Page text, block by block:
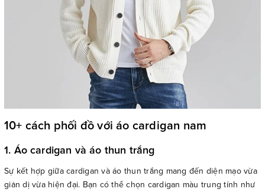
10+ cách phối đồ với áo cardigan nam
1. Áo cardigan và áo thun trắng
Sự kết hợp giữa cardigan và áo thun trắng mang đến diện mạo vừa
giản dị vừa hiện đại. Bạn có thể chọn cardigan màu trung tính như